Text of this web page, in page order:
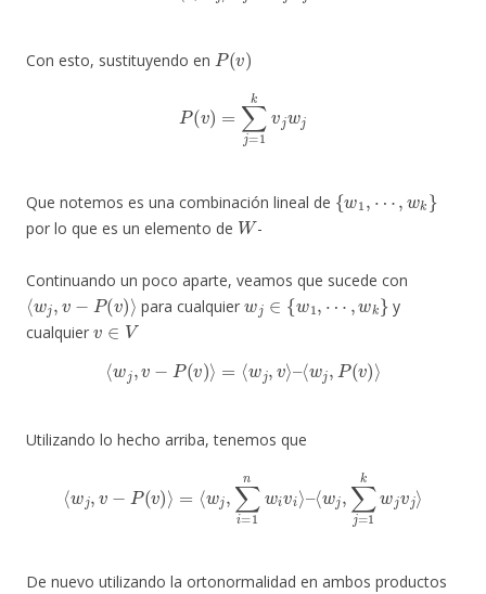
Con esto, sustituyendo en
v
1
Que notemos es una combinación lineal de
{w
por lo que es un elemento de
W
-
Continuando un poco aparte, veamos que sucede con
⟨wj,v−P(v)⟩
para cualquier
wj∈{w1,⋯,wk}
y
cualquier
v ∈V
w −P(v)⟩ wj,v ⟩–⟨ wj,P v)⟩
Utilizando lo hecho arriba, tenemos que
nw 1
De nuevo utilizando la ortonormalidad en ambos productos